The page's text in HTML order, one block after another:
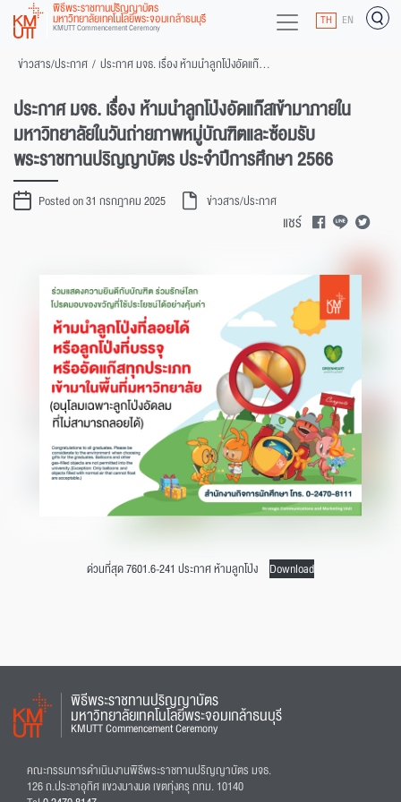
พิธีพระราชทานปริญญาบัตร
มหาวิทยาลัยเทคโนโลยีพระจอมเกล้าธนบุรี
KMUTT Commencement Ceremony TH EN
ข่าวสาร/ประกาศ / ประกาศ มจธ. เรื่อง ห้ามนำลูกโป่งอัดแก๊สเข้ามาภายในมหาวิทยาลัยในวันถ่ายภาพหมู่บัณฑิตและซ้อมรับพระราชทานปริญญาบัตร ประจำปีการศึกษา 2566
ประกาศ มจธ. เรื่อง ห้ามนำลูกโป่งอัดแก๊สเข้ามาภายใน
มหาวิทยาลัยในวันถ่ายภาพหมู่บัณฑิตและซ้อมรับ
พระราชทานปริญญาบัตร ประจำปีการศึกษา 2566
Posted on 31 กรกฎาคม 2025 ข่าวสาร/ประกาศ
แชร์
ด่วนที่สุด 7601.6-241 ประกาศ ห้ามลูกโป่ง Download
พิธีพระราชทานปริญญาบัตร
มหาวิทยาลัยเทคโนโลยีพระจอมเกล้าธนบุรี
KMUTT Commencement Ceremony
คณะกรรมการดำเนินงานพิธีพระราชทานปริญญาบัตร มจธ.
126 ถ.ประชาอุทิศ แขวงบางมด เขตทุ่งครุ กทม. 10140